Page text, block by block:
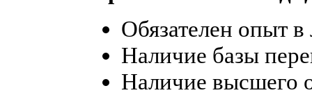
Обязателен опыт
Наличие базы
Наличие высшего